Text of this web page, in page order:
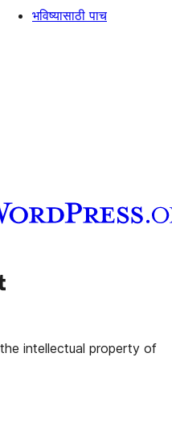
भविष्यासाठी पाच
भेट द्या.
intellectual property of